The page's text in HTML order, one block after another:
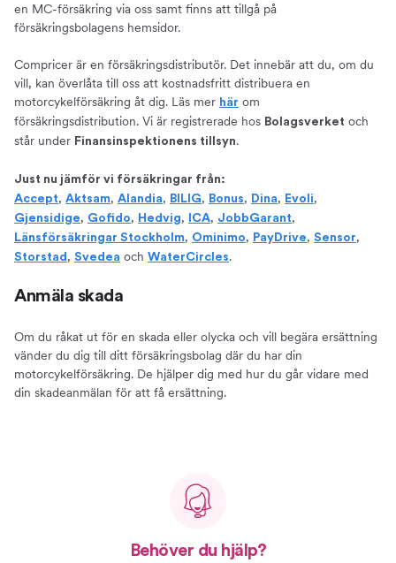
en MC-försäkring via oss samt finns att tillgå på
försäkringsbolagens hemsidor.
Compricer är en försäkringsdistributör. Det innebär att du, om du
vill, kan överlåta till oss att kostnadsfritt distribuera en
motorcykelförsäkring åt dig. Läs mer här om
försäkringsdistribution. Vi är registrerade hos Bolagsverket och
står under Finansinspektionens tillsyn.
Just nu jämför vi försäkringar från:
Accept, Aktsam, Alandia, BILIG, Bonus, Dina, Evoli,
Gjensidige, Gofido, Hedvig, ICA, JobbGarant,
Länsförsäkringar Stockholm, Ominimo, PayDrive, Sensor,
Storstad , Svedea och WaterCircles.
Anmäla skada
Om du råkat ut för en skada eller olycka och vill begära ersättning
vänder du dig till ditt försäkringsbolag där du har din
motorcykelförsäkring. De hjälper dig med hur du går vidare med
din skadeanmälan för att få ersättning.
Behöver du hjälp?